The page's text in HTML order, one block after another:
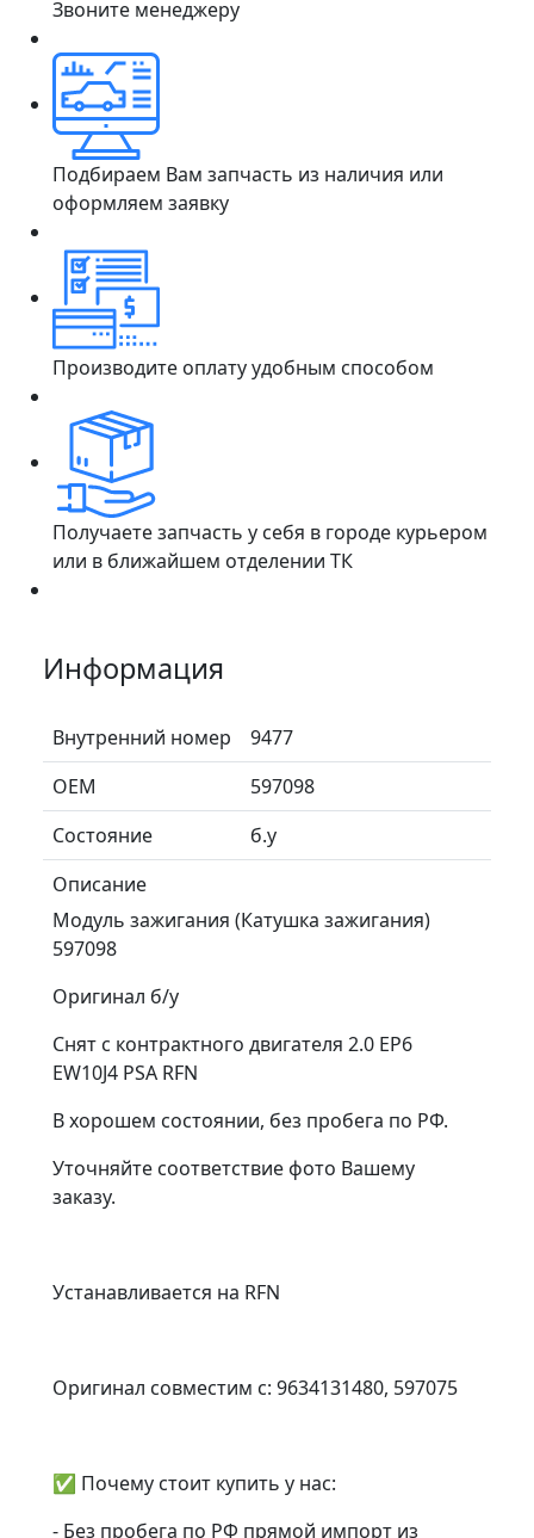
Звоните менеджеру
Подбираем Вам запчасть из наличия или
оформляем заявку
Производите оплату удобным способом
Получаете запчасть у себя в городе курьером
или в ближайшем отделении ТК
Информация
Внутренний номер
9477
ОЕМ
597098
Состояние
б.у
Описание
Модуль зажигания (Катушка зажигания)
597098
Оригинал б/у
Снят с контрактного двигателя 2.0 EP6
EW10J4 PSA RFN
В хорошем состоянии, без пробега по РФ.
Уточняйте соответствие фото Вашему
заказу.
Устанавливается на RFN
Оригинал совместим с: 9634131480, 597075
✅ Почему стоит купить у нас:
- Без пробега по РФ прямой импорт из